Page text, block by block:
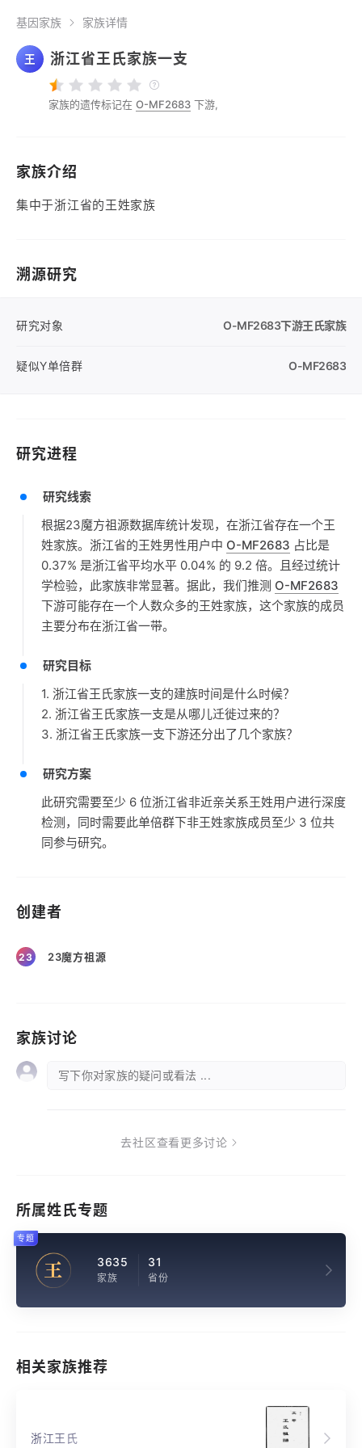
基因家族 家族详情
王 浙江省王氏家族一支
家族的遗传标记在 O-MF2683 下游,
家族介绍
集中于浙江省的王姓家族
溯源研究
研究对象 O-MF2683下游王氏家族
疑似Y单倍群 O-MF2683
研究进程
研究线索
根据23魔方祖源数据库统计发现，在浙江省存在一个王
姓家族。浙江省的王姓男性用户中 O-MF2683 占比是
0.37% 是浙江省平均水平 0.04% 的 9.2 倍。且经过统计
学检验，此家族非常显著。据此，我们推测 O-MF2683
下游可能存在一个人数众多的王姓家族，这个家族的成员
主要分布在浙江省一带。
研究目标
1. 浙江省王氏家族一支的建族时间是什么时候？
2. 浙江省王氏家族一支是从哪儿迁徙过来的？
3. 浙江省王氏家族一支下游还分出了几个家族？
研究方案
此研究需要至少 6 位浙江省非近亲关系王姓用户进行深度
检测，同时需要此单倍群下非王姓家族成员至少 3 位共
同参与研究。
创建者
23 23魔方祖源
家族讨论
写下你对家族的疑问或看法 ...
去社区查看更多讨论
所属姓氏专题
王 3635
家族
31
省份
专题
相关家族推荐
浙江王氏